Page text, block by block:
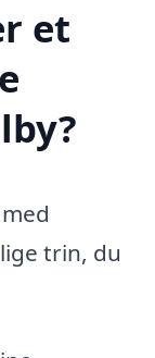
et
trin, du